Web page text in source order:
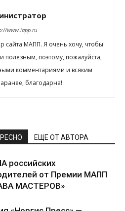
www.iapp.ru
сайта МАПП. Я очень хочу, чтобы
полезным, поэтому, пожалуйста,
комментариями и всяким
благодарна!
ЕЩЕ ОТ АВТОРА
российских
от Премии МАПП
МАСТЕРОВ»